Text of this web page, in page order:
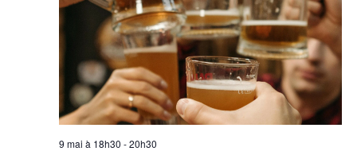
9 mai à 18h30 -20h30